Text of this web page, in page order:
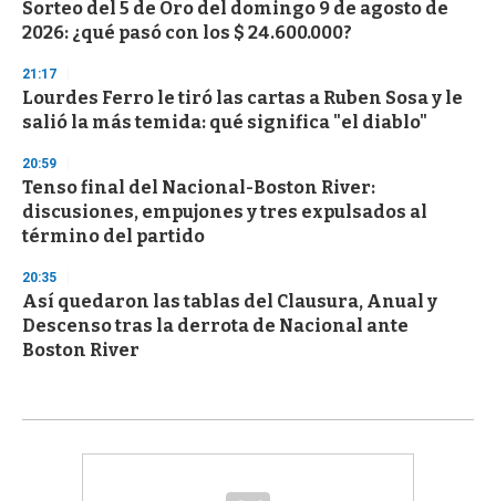
Sorteo del 5 de Oro del domingo 9 de agosto de
2026: ¿qué pasó con los $ 24.600.000?
21:17
Lourdes Ferro le tiró las cartas a Ruben Sosa y le
salió la más temida: qué significa "el diablo"
20:59
Tenso final del Nacional-Boston River:
discusiones, empujones y tres expulsados al
término del partido
20:35
Así quedaron las tablas del Clausura, Anual y
Descenso tras la derrota de Nacional ante
Boston River